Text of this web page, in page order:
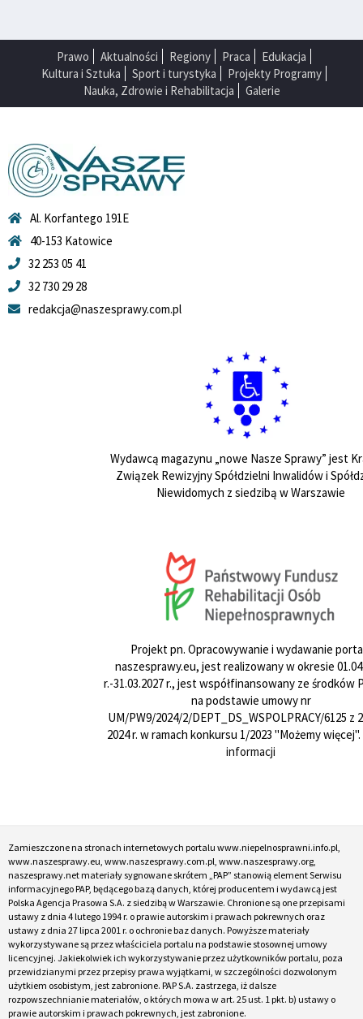
Prawo Aktualności Regiony Praca
Edukacja
Kultura i Sztuka
Sport i turystyka
Projekty Programy
Nauka, Zdrowie i Rehabilitacja
Galerie
Al. Korfantego 191E
40-153 Katowice
32 253 05 41
32 730 29 28
redakcja@naszesprawy.com.pl
Wydawcą magazynu „nowe Nasze Sprawy” jest
Związek Rewizyjny Spółdzielni Inwalidów i
Niewidomych z siedzibą w Warszawie
Projekt pn. Opracowywanie i wydawanie
naszesprawy.eu, jest realizowany w okresie
r.-31.03.2027 r., jest współfinansowany ze środków
na podstawie umowy nr
UM/PW9/2024/2/DEPT_DS_WSPOLPRACY/6125 z
2024 r. w ramach konkursu 1/2023 "Możemy więcej".
informacji
Zamieszczone na stronach internetowych portalu www.niepelnosprawni.info.pl,
www.naszesprawy.eu, www.naszesprawy.com.pl, www.naszesprawy.org,
naszesprawy.net materiały sygnowane skrótem „PAP” stanowią element Serwisu
informacyjnego PAP, będącego bazą danych, której producentem i wydawcą jest
Polska Agencja Prasowa S.A. z siedzibą w Warszawie. Chronione są one przepisami
ustawy z dnia 4 lutego 1994 r. o prawie autorskim i prawach pokrewnych oraz
ustawy z dnia 27 lipca 2001 r. o ochronie baz danych. Powyższe materiały
wykorzystywane są przez właściciela portalu na podstawie stosownej umowy
licencyjnej. Jakiekolwiek ich wykorzystywanie przez użytkowników portalu, poza
przewidzianymi przez przepisy prawa wyjątkami, w szczególności dozwolonym
użytkiem osobistym, jest zabronione. PAP S.A. zastrzega, iż dalsze
rozpowszechnianie materiałów, o których mowa w art. 25 ust. 1 pkt. b) ustawy o
prawie autorskim i prawach pokrewnych, jest zabronione.